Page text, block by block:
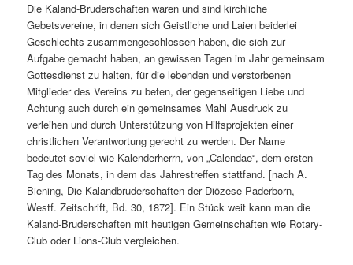
Die Kaland-Bruderschaften waren und sind kirchliche
Gebetsvereine, in denen sich Geistliche und Laien beiderlei
Geschlechts zusammengeschlossen haben, die sich zur
Aufgabe gemacht haben, an gewissen Tagen im Jahr gemeinsam
Gottesdienst zu halten, für die lebenden und verstorbenen
Mitglieder des Vereins zu beten, der gegenseitigen Liebe und
Achtung auch durch ein gemeinsames Mahl Ausdruck zu
verleihen und durch Unterstützung von Hilfsprojekten einer
christlichen Verantwortung gerecht zu werden. Der Name
bedeutet soviel wie Kalenderherrn, von „Calendae“, dem ersten
Tag des Monats, in dem das Jahrestreffen stattfand. [nach A.
Biening, Die Kalandbruderschaften der Diözese Paderborn,
Westf. Zeitschrift, Bd. 30, 1872]. Ein Stück weit kann man die
Kaland-Bruderschaften mit heutigen Gemeinschaften wie Rotary-
Club oder Lions-Club vergleichen.